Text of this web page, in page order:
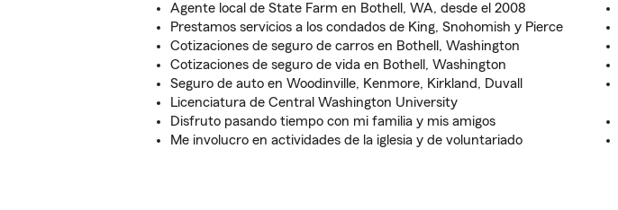
Agente local de State Farm en Bothell, WA, desde el 2008
Prestamos servicios a los condados de King, Snohomish y Pierce
Cotizaciones de seguro de carros en Bothell, Washington
Cotizaciones de seguro de vida en Bothell, Washington
Seguro de auto en Woodinville, Kenmore, Kirkland, Duvall
Licenciatura de Central Washington University
Disfruto pasando tiempo con mi familia y mis amigos
Me involucro en actividades de la iglesia y de voluntariado